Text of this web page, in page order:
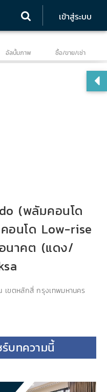
เข้าสู่ระบบ
อัลบั้มภาพ ซื้อ/ขาย/เช่า
พ
(พลัมคอนโด
อนโด Low-rise
นาคต (แดง/
เขตหลักสี่ กรุงเทพมหานคร